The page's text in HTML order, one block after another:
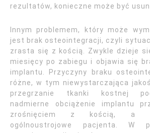
rezultatów, konieczne może być
Innym problemem, który może
jest brak osteointegracji, czyli
zrasta się z kością. Zwykle dzieje
miesięcy po zabiegu i objawia się
implantu. Przyczyny braku
różne, w tym niewystarczająca
przegrzanie tkanki kostnej
nadmierne obciążenie implantu
zrośnięciem z kością, a
ogólnoustrojowe pacjenta. W